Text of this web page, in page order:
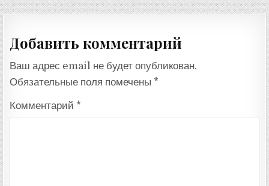
Добавить комментарий
Ваш адрес email не будет опубликован.
Обязательные поля помечены *
Комментарий *